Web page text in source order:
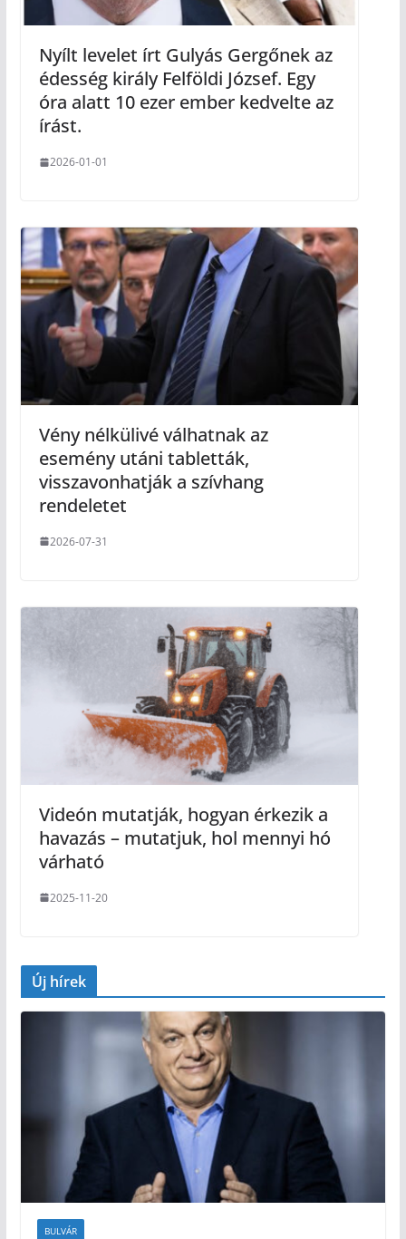
Nyílt levelet írt Gulyás Gergőnek az
édesség király Felföldi József. Egy
óra alatt 10 ezer ember kedvelte az
írást.
2026-01-01
Vény nélkülivé válhatnak az
esemény utáni tabletták,
visszavonhatják a szívhang
rendeletet
2026-07-31
Videón mutatják, hogyan érkezik a
havazás – mutatjuk, hol mennyi hó
várható
2025-11-20
Új hírek
BULVÁR